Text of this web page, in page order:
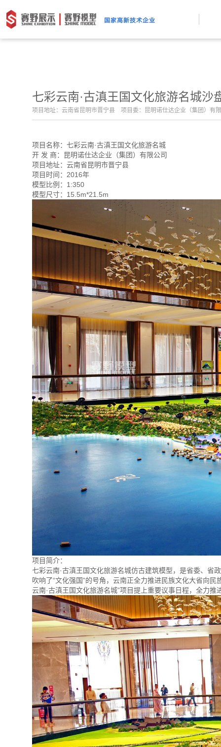
七彩云南·古滇王国文化旅游名城沙
项目地址：云南省昆明市晋宁县 项目委：昆明诺仕达企业（集团）有
项目名称：七彩云南·古滇王国文化旅游名城
开 发 商：昆明诺仕达企业（集团）有限公司
项目地址：云南省昆明市晋宁县
项目时间：2016年
模型比例：1:350
模型尺寸：15.5m*21.5m
项目简介：
七彩云南·古滇王国文化旅游名城仿古建筑模型，是省委、省
吹响了“文化强国”的号角，云南正全力推进民族文化大省向
云南·古滇王国文化旅游名城”项目提上重要议事日程，全力推